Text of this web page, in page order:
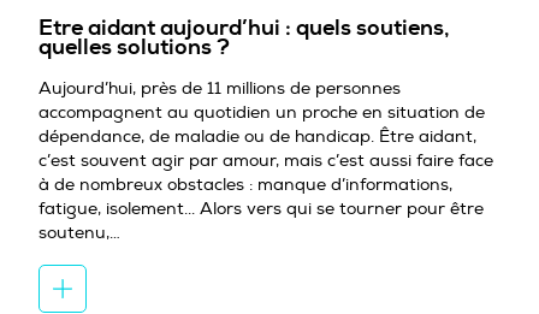
Etre aidant aujourd’hui : quels soutiens,
quelles solutions ?
Aujourd’hui, près de 11 millions de personnes
accompagnent au quotidien un proche en situation de
dépendance, de maladie ou de handicap. Être aidant,
c’est souvent agir par amour, mais c’est aussi faire face
à de nombreux obstacles : manque d’informations,
fatigue, isolement... Alors vers qui se tourner pour être
soutenu,…